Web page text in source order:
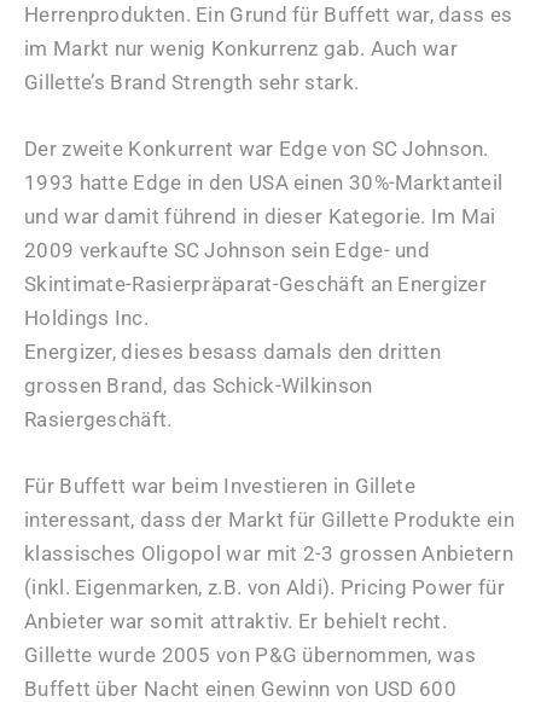
Herrenprodukten. Ein Grund für Buffett war, dass es
im Markt nur wenig Konkurrenz gab. Auch war
Gillette’s Brand Strength sehr stark.
Der zweite Konkurrent war Edge von SC Johnson.
1993 hatte Edge in den USA einen 30%-Marktanteil
und war damit führend in dieser Kategorie. Im Mai
2009 verkaufte SC Johnson sein Edge- und
Skintimate-Rasierpräparat-Geschäft an Energizer
Holdings Inc.
Energizer, dieses besass damals den dritten
grossen Brand, das Schick-Wilkinson
Rasiergeschäft.
Für Buffett war beim Investieren in Gillete
interessant, dass der Markt für Gillette Produkte ein
klassisches Oligopol war mit 2-3 grossen Anbietern
(inkl. Eigenmarken, z.B. von Aldi). Pricing Power für
Anbieter war somit attraktiv. Er behielt recht.
Gillette wurde 2005 von P&G übernommen, was
Buffett über Nacht einen Gewinn von USD 600